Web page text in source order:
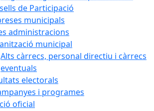
de Participació
municipals
administracions
municipal
Alts càrrecs, personal directiu i càrrecs
eventuals
electorals
i programes
oficial